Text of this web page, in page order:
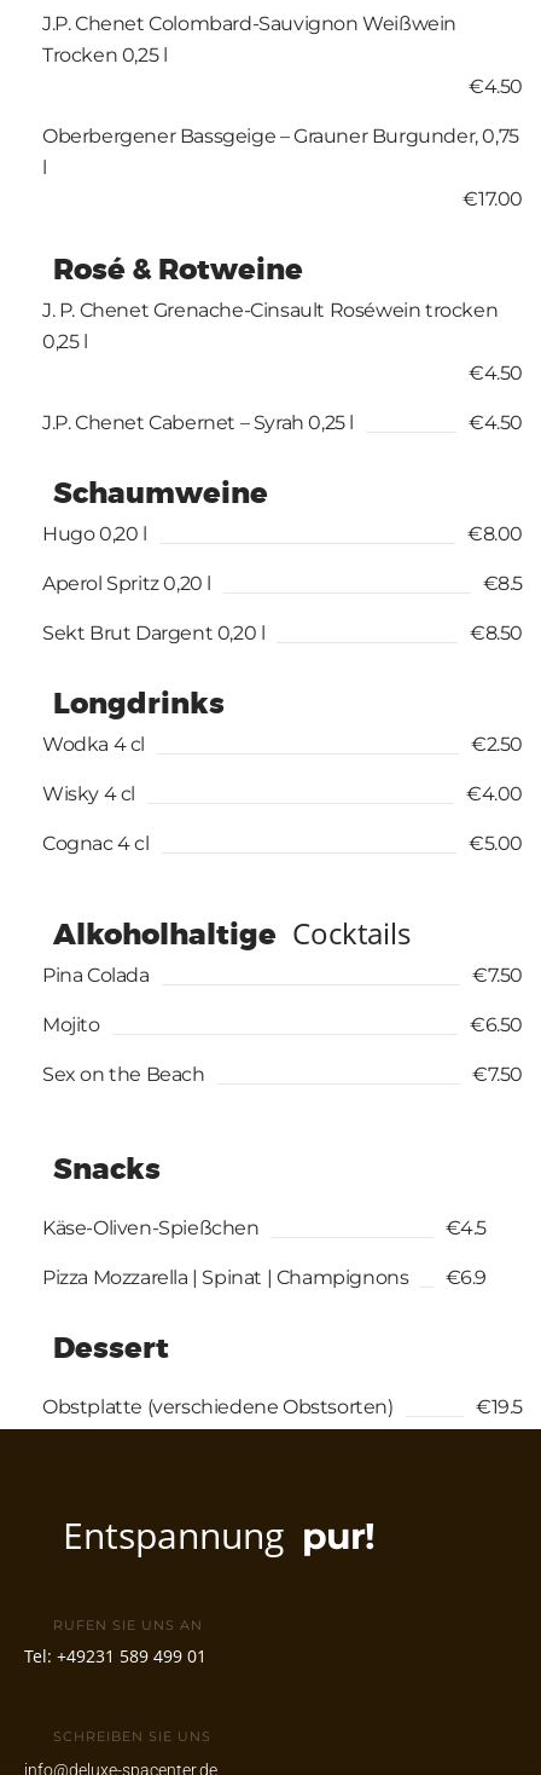
J.P. Chenet Colombard-Sauvignon Weißwein
Trocken 0,25 l
€4.50
Oberbergener Bassgeige – Grauner Burgunder, 0,75
l
€17.00
Rosé & Rotweine
J. P. Chenet Grenache-Cinsault Roséwein trocken
0,25 l
€4.50
J.P. Chenet Cabernet – Syrah 0,25 l €4.50
Schaumweine
Hugo 0,20 l €8.00
Aperol Spritz 0,20 l €8.5
Sekt Brut Dargent 0,20 l €8.50
Longdrinks
Wodka 4 cl €2.50
Wisky 4 cl €4.00
Cognac 4 cl €5.00
Alkoholhaltige Cocktails
Pina Colada €7.50
Mojito €6.50
Sex on the Beach €7.50
Snacks
Käse-Oliven-Spießchen €4.5
Pizza Mozzarella | Spinat | Champignons €6.9
Dessert
Obstplatte (verschiedene Obstsorten) €19.5
Entspannung pur!
RUFEN SIE UNS AN
Tel: +49231 589 499 01
SCHREIBEN SIE UNS
info@deluxe-spacenter.de